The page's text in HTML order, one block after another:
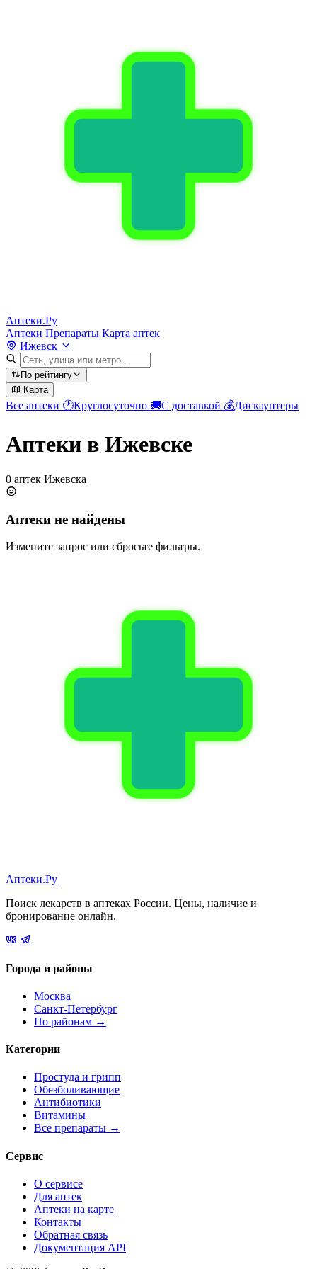
Аптеки.Ру
Аптеки Препараты Карта аптек
Ижевск
По рейтингу
Карта
Все аптеки 🕐Круглосуточно 🚚С доставкой 💰Дискаунтеры
Аптеки в Ижевске
0 аптек Ижевска
Аптеки не найдены
Измените запрос или сбросьте фильтры.
Аптеки.Ру
Поиск лекарств в аптеках России. Цены, наличие и
бронирование онлайн.
Города и районы
Москва
Санкт-Петербург
По районам →
Категории
Простуда и грипп
Обезболивающие
Антибиотики
Витамины
Все препараты →
Сервис
О сервисе
Для аптек
Аптеки на карте
Контакты
Обратная связь
Документация API